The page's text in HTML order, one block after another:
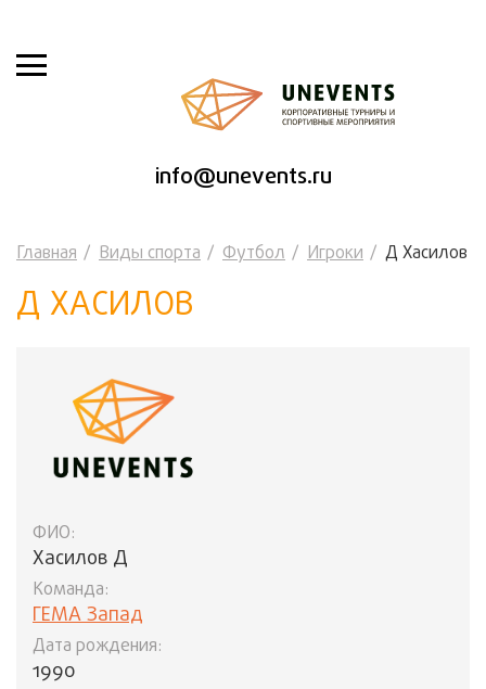
info@unevents.ru
Главная Виды спорта Футбол Игроки Д Хасилов
Д ХАСИЛОВ
ФИО:
Хасилов Д
Команда:
ГЕМА Запад
Дата рождения:
1990